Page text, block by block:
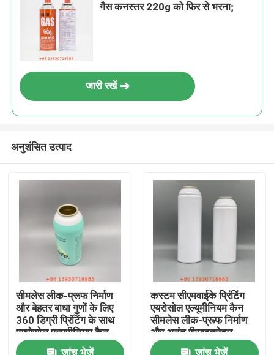
गैस कनस्तर 220g को फिर से भरना;
जारी रखें
अनुशंसित उत्पाद
सीमलेस लीक-प्रूफ निर्माण
और बेहतर बाधा गुणों के लिए
360 डिग्री प्रिंटिंग के साथ
एयरोसोल एल्यूमीनियम कैन
जांच भेजें
कस्टम सीएमवाईके प्रिंटिंग
एयरोसोल एल्यूमीनियम कैन
सीमलेस लीक-प्रूफ निर्माण
और अनंत रीसाइक्लेबल
सामग्री के साथ
जांच भेजें